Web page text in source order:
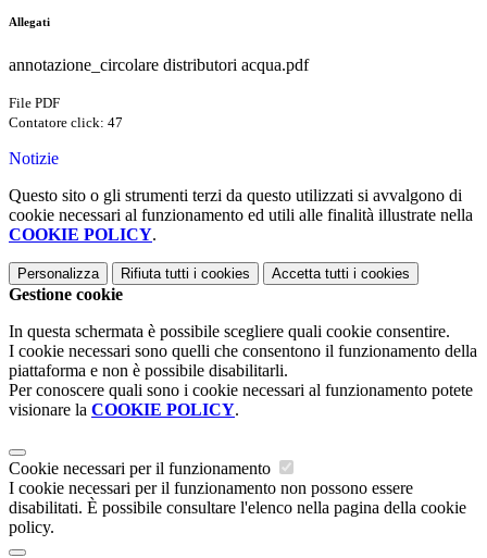
Allegati
annotazione_circolare distributori acqua.pdf
File PDF
Contatore click: 47
Notizie
Questo sito o gli strumenti terzi da questo utilizzati si avvalgono di
cookie necessari al funzionamento ed utili alle finalità illustrate nella
COOKIE POLICY.
Personalizza Rifiuta tutti i cookies Accetta tutti i cookies
Gestione cookie
In questa schermata è possibile scegliere quali cookie consentire.
I cookie necessari sono quelli che consentono il funzionamento della
piattaforma e non è possibile disabilitarli.
Per conoscere quali sono i cookie necessari al funzionamento potete
visionare la COOKIE POLICY.
Cookie necessari per il funzionamento
I cookie necessari per il funzionamento non possono essere
disabilitati. È possibile consultare l'elenco nella pagina della cookie
policy.